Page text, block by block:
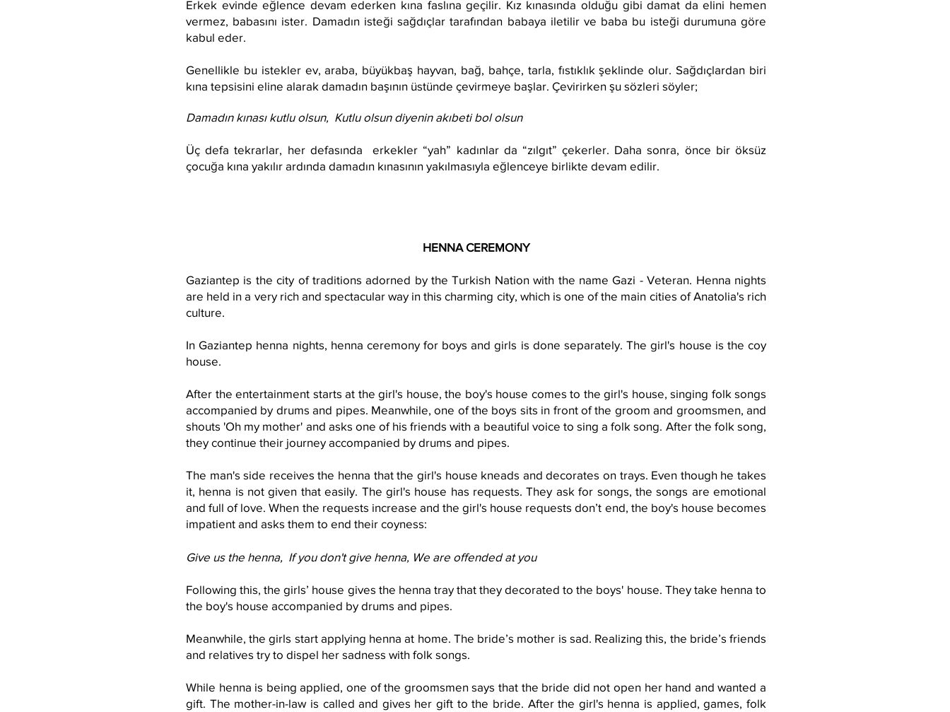
Erkek evinde eğlence devam ederken kına faslına geçilir. Kız kınasında olduğu gibi damat da elini hemen
vermez, babasını ister. Damadın isteği sağdıçlar tarafından babaya iletilir ve baba bu isteği durumuna göre
kabul eder.
Genellikle bu istekler ev, araba, büyükbaş hayvan, bağ, bahçe, tarla, fıstıklık şeklinde olur. Sağdıçlardan biri
kına tepsisini eline alarak damadın başının üstünde çevirmeye başlar. Çevirirken şu sözleri söyler;
Damadın kınası kutlu olsun, Kutlu olsun diyenin akıbeti bol olsun
Üç defa tekrarlar, her defasında erkekler “yah” kadınlar da “zılgıt” çekerler. Daha sonra, önce bir öksüz
çocuğa kına yakılır ardında damadın kınasının yakılmasıyla eğlenceye birlikte devam edilir.
HENNA CEREMONY
Gaziantep is the city of traditions adorned by the Turkish Nation with the name Gazi - Veteran. Henna nights
are held in a very rich and spectacular way in this charming city, which is one of the main cities of Anatolia's rich
culture.
In Gaziantep henna nights, henna ceremony for boys and girls is done separately. The girl's house is the coy
house.
After the entertainment starts at the girl's house, the boy's house comes to the girl's house, singing folk songs
accompanied by drums and pipes. Meanwhile, one of the boys sits in front of the groom and groomsmen, and
shouts 'Oh my mother' and asks one of his friends with a beautiful voice to sing a folk song. After the folk song,
they continue their journey accompanied by drums and pipes.
The man's side receives the henna that the girl's house kneads and decorates on trays. Even though he takes
it, henna is not given that easily. The girl's house has requests. They ask for songs, the songs are emotional
and full of love. When the requests increase and the girl's house requests don’t end, the boy's house becomes
impatient and asks them to end their coyness:
Give us the henna, If you don't give henna, We are offended at you
Following this, thegirls’ house gives the henna tray that they decorated to the boys' house. They take henna to
the boy's house accompanied by drums and pipes.
Meanwhile, the girls start applying henna at home. The bride’s mother is sad. Realizing this, the bride’s friends
and relatives try to dispel her sadness with folk songs.
While henna is being applied, one of the groomsmen says that the bride did not open her hand and wanted a
gift. The mother-in-law is called and gives her gift to the bride. After the girl's henna is applied, games, folk